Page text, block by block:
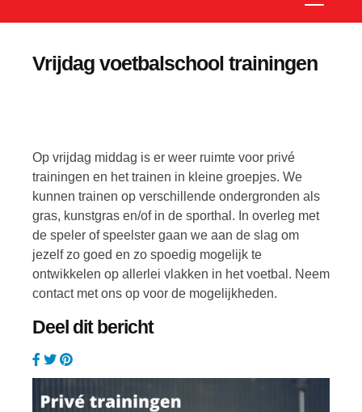
Vrijdag voetbalschool trainingen
Op vrijdag middag is er weer ruimte voor privé
trainingen en het trainen in kleine groepjes. We
kunnen trainen op verschillende ondergronden als
gras, kunstgras en/of in de sporthal. In overleg met
de speler of speelster gaan we aan de slag om
jezelf zo goed en zo spoedig mogelijk te
ontwikkelen op allerlei vlakken in het voetbal. Neem
contact met ons op voor de mogelijkheden.
Deel dit bericht